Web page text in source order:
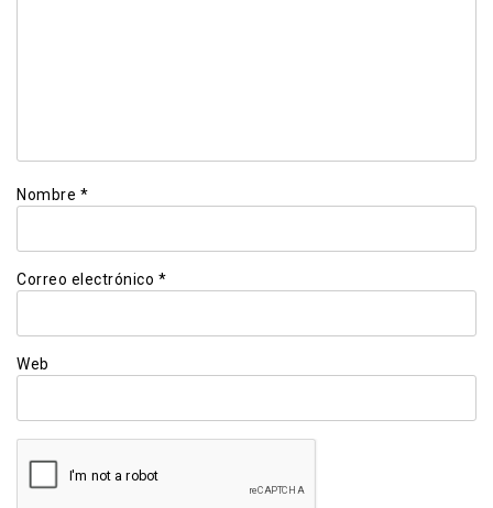
Nombre *
Correo electrónico *
Web